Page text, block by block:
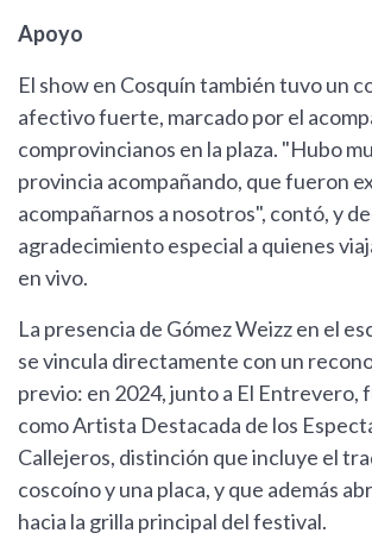
Apoyo
El show en Cosquín también tuvo un
afectivo fuerte, marcado por el
comprovincianos en la plaza. "Hubo
provincia acompañando, que fueron
acompañarnos a nosotros", contó, y
agradecimiento especial a quienes
en vivo.
La presencia de Gómez Weizz en el
se vincula directamente con un
previo: en 2024, junto a El Entrevero,
como Artista Destacada de los
Callejeros, distinción que incluye el
coscoíno y una placa, y que además
hacia la grilla principal del festival.